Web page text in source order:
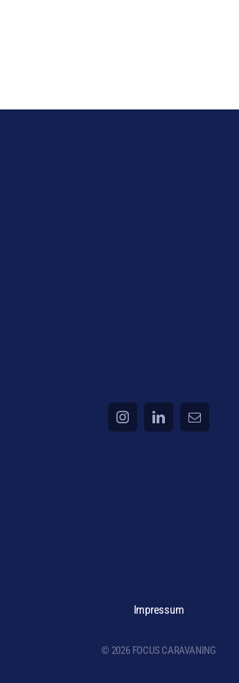
Impressum
© 2026 FOCUS CARAVANING